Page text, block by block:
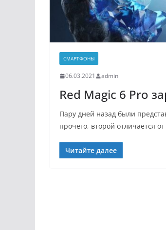
СМАРТФОНЫ
06.03.2021 admin
Red Magic 6 Pro
Пару дней назад были
прочего, второй отличается
Читайте далее